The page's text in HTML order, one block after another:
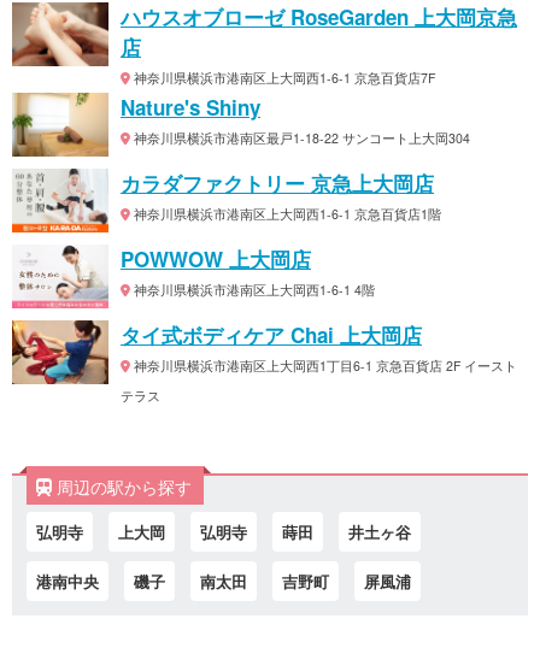
ハウスオブローゼ RoseGarden 上大岡京急
店
神奈川県横浜市港南区上大岡西1-6-1 京急百貨店7F
Nature's Shiny
神奈川県横浜市港南区最戸1-18-22 サンコート上大岡304
カラダファクトリー 京急上大岡店
神奈川県横浜市港南区上大岡西1-6-1 京急百貨店1階
POWWOW 上大岡店
神奈川県横浜市港南区上大岡西1-6-1 4階
タイ式ボディケア Chai 上大岡店
神奈川県横浜市港南区上大岡西1丁目6-1 京急百貨店 2F イースト
テラス
周辺の駅から探す
弘明寺 上大岡 弘明寺 蒔田 井土ヶ谷
港南中央 磯子 南太田 吉野町 屏風浦